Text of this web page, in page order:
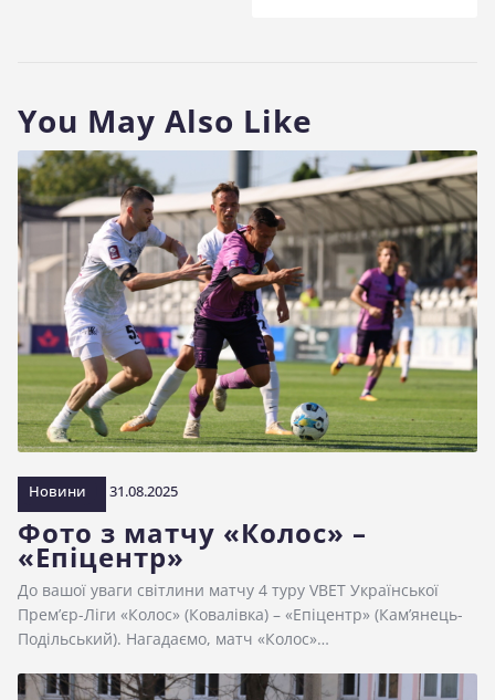
You May Also Like
Новини 31.08.2025
Фото з матчу «Колос» –
«Епіцентр»
До вашої уваги світлини матчу 4 туру VBET Української
Прем’єр-Ліги «Колос» (Ковалівка) – «Епіцентр» (Кам’янець-
Подільський). Нагадаємо, матч «Колос»…